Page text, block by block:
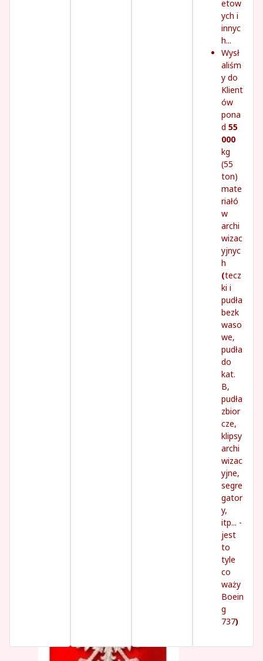
etow
ych i
innyc
h...
Wysł
aliśm
y do
Klient
ów
pona
d 55
000
kg
(55
ton)
mate
riałó
w
archi
wizac
yjnyc
h
(tecz
ki i
pudła
bezk
waso
we,
pudła
do
kat.
B,
pudła
zbior
cze,
klipsy
archi
wizac
yjne,
segre
gator
y,
itp... -
jest
to
tyle
co
waży
Boein
g
737)